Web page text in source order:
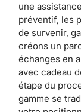
une
préventif, les
de survenir,
créons un
échanges en
avec cadeau
étape du
gamme se